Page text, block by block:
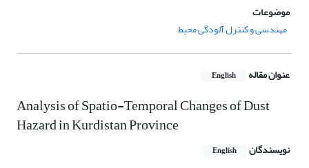
موضوعات
مهندسی و کنترل آلودگی محیط
عنوان مقاله English
Analysis of Spatio-Temporal Changes of Dust
Hazard in Kurdistan Province
نویسندگان English